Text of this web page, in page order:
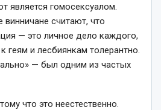
является гомосексуалом.
считают, что
— это личное дело каждого,
геям и лесбиянкам толерантно.
— был одним из частых
что это неестественно.